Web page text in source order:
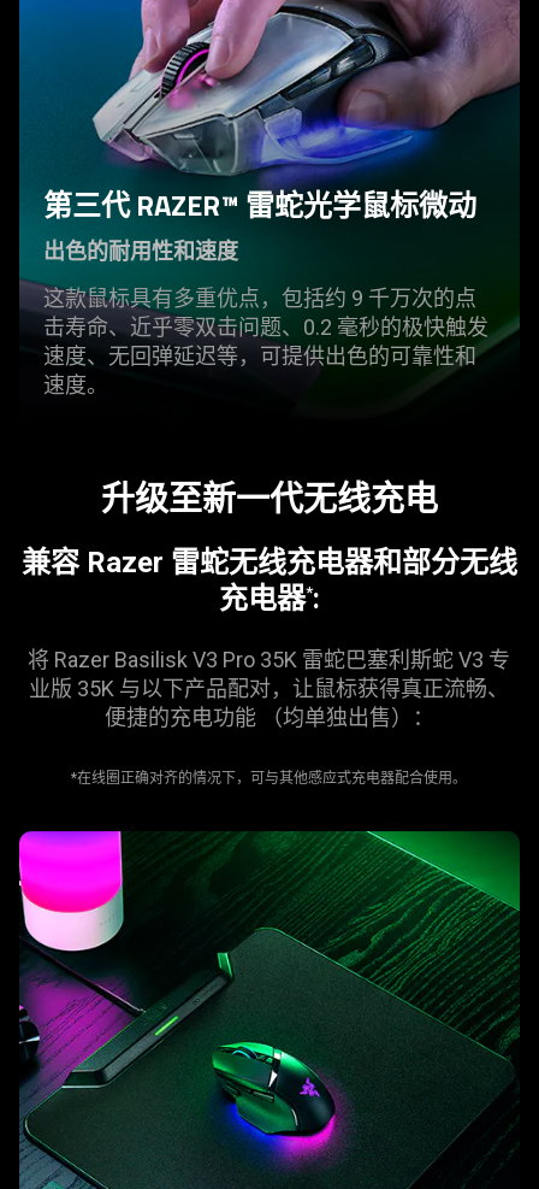
第三代 RAZER™ 雷蛇光学鼠标微动
出色的耐用性和速度
这款鼠标具有多重优点，包括约 9 千万次的点
击寿命、近乎零双击问题、0.2 毫秒的极快触发
速度、无回弹延迟等，可提供出色的可靠性和
速度。
升级至新一代无线充电
兼容 Razer 雷蛇无线充电器和部分无线
充电器*:
将 Razer Basilisk V3 Pro 35K 雷蛇巴塞利斯蛇 V3 专
业版 35K 与以下产品配对，让鼠标获得真正流畅、
便捷的充电功能 （均单独出售）：
*在线圈正确对齐的情况下，可与其他感应式充电器配合使用。
learn
more
-
razer
hyperflux
v2
雷
蛇
hyperflux
v2
无